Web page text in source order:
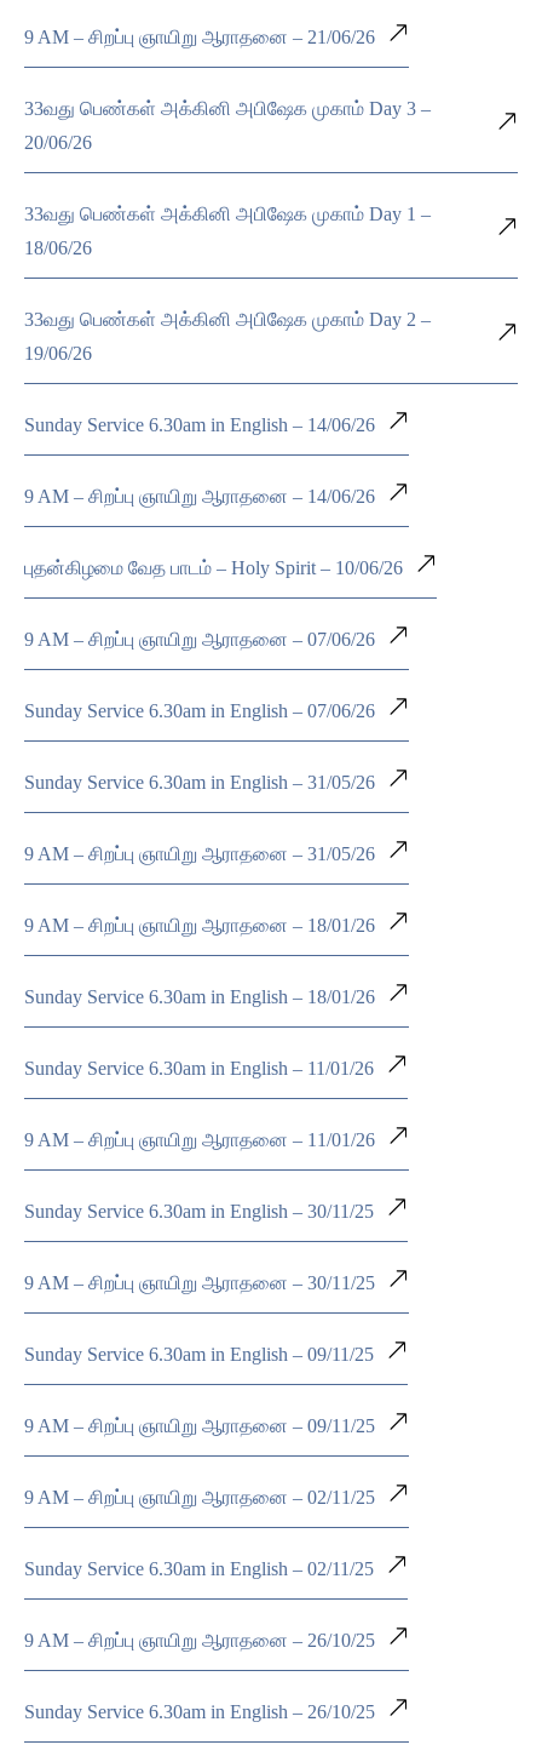
9 AM – சிறப்பு ஞாயிறு ஆராதனை – 21/06/26
33வது பெண்கள் அக்கினி அபிஷேக முகாம் Day 3 –
20/06/26
33வது பெண்கள் அக்கினி அபிஷேக முகாம் Day 1 –
18/06/26
33வது பெண்கள் அக்கினி அபிஷேக முகாம் Day 2 –
19/06/26
Sunday Service 6.30am in English – 14/06/26
9 AM – சிறப்பு ஞாயிறு ஆராதனை – 14/06/26
புதன்கிழமை வேத பாடம் – Holy Spirit – 10/06/26
9 AM – சிறப்பு ஞாயிறு ஆராதனை – 07/06/26
Sunday Service 6.30am in English – 07/06/26
Sunday Service 6.30am in English – 31/05/26
9 AM – சிறப்பு ஞாயிறு ஆராதனை – 31/05/26
9 AM – சிறப்பு ஞாயிறு ஆராதனை – 18/01/26
Sunday Service 6.30am in English – 18/01/26
Sunday Service 6.30am in English – 11/01/26
9 AM – சிறப்பு ஞாயிறு ஆராதனை – 11/01/26
Sunday Service 6.30am in English – 30/11/25
9 AM – சிறப்பு ஞாயிறு ஆராதனை – 30/11/25
Sunday Service 6.30am in English – 09/11/25
9 AM – சிறப்பு ஞாயிறு ஆராதனை – 09/11/25
9 AM – சிறப்பு ஞாயிறு ஆராதனை – 02/11/25
Sunday Service 6.30am in English – 02/11/25
9 AM – சிறப்பு ஞாயிறு ஆராதனை – 26/10/25
Sunday Service 6.30am in English – 26/10/25